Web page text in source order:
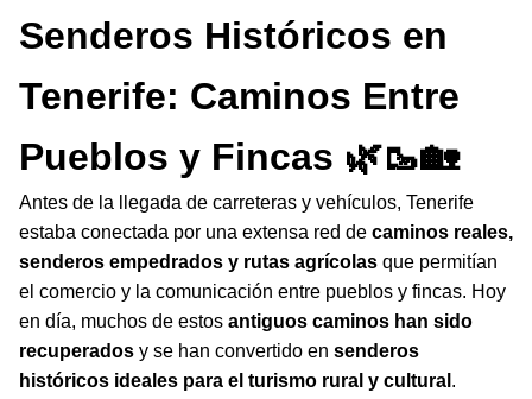
Senderos Históricos en
Tenerife: Caminos Entre
Pueblos y Fincas 🌿🥾🏡
Antes de la llegada de carreteras y vehículos, Tenerife
estaba conectada por una extensa red de caminos reales,
senderos empedrados y rutas agrícolas que permitían
el comercio y la comunicación entre pueblos y fincas. Hoy
en día, muchos de estos antiguos caminos han sido
recuperados y se han convertido en senderos
históricos ideales para el turismo rural y cultural .